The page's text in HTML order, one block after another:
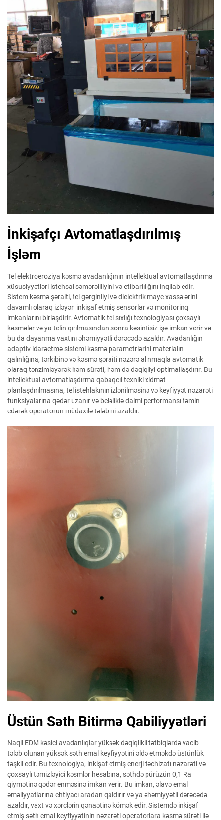
İnkişafçı Avtomatlaşdırılmış
İşləm
Tel elektroeroziya kəsmə avadanlığının intellektual avtomatlaşdırma
xüsusiyyətləri istehsal səmərəliliyini və etibarlılığını inqilab edir.
Sistem kəsmə şəraiti, tel gərginliyi və dielektrik maye xassələrini
davamlı olaraq izləyən inkişaf etmiş sensorlar və monitorinq
imkanlarını birləşdirir. Avtomatik tel sıxlığı texnologiyası çoxsaylı
kəsmələr və ya telin qırılmasından sonra kəsintisiz işə imkan verir və
bu da dayanma vaxtını əhəmiyyətli dərəcədə azaldır. Avadanlığın
adaptiv idarəetmə sistemi kəsmə parametrlərini materialın
qalınlığına, tərkibinə və kəsmə şəraiti nəzərə alınmaqla avtomatik
olaraq tənzimləyərək həm sürəti, həm də dəqiqliyi optimallaşdırır. Bu
intellektual avtomatlaşdırma qabaqcıl texniki xidmət
planlaşdırılmasına, tel istehlakının izlənilməsinə və keyfiyyət nəzarəti
funksiyalarına qədər uzanır və beləliklə daimi performansı təmin
edərək operatorun müdaxilə tələbini azaldır.
Üstün Səth Bitirmə Qabiliyyətləri
Naqil EDM kəsici avadanlıqlar yüksək dəqiqlikli tətbiqlərdə vacib
tələb olunan yüksək səth emal keyfiyyətini əldə etməkdə üstünlük
təşkil edir. Bu texnologiya, inkişaf etmiş enerji təchizatı nəzarəti və
çoxsaylı təmizləyici kəsmlər hesabına, səthdə pürüzün 0,1 Ra
qiymətinə qədər enməsinə imkan verir. Bu imkan, əlavə emal
əməliyyatlarına ehtiyacı aradan qaldırır və ya əhəmiyyətli dərəcədə
azaldır, vaxt və xərclərin qənaətinə kömək edir. Sistemdə inkişaf
etmiş səth emal keyfiyyətinin nəzarəti operatorlara kəsmə sürəti ilə